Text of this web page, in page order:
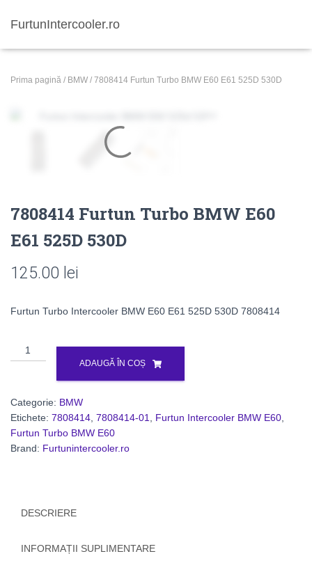
FurtunIntercooler.ro
Prima pagină / BMW / 7808414 Furtun Turbo BMW E60 E61 525D 530D
7808414 Furtun Turbo BMW E60
E61 525D 530D
125.00 lei
Furtun Turbo Intercooler BMW E60 E61 525D 530D 7808414
Cantitate
7808414
BMW
E60
E61
525D
ADAUGĂ ÎN COȘ
Categorie: BMW
Etichete: 7808414, 7808414-01, Furtun Intercooler BMW E60,
Furtun Turbo BMW E60
Brand: Furtunintercooler.ro
DESCRIERE
INFORMAȚII SUPLIMENTARE